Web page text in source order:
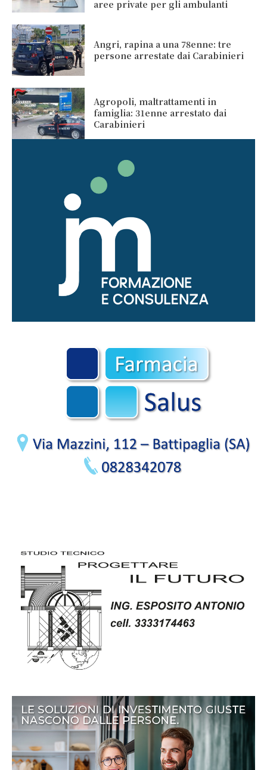
aree private per gli ambulanti
Angri, rapina a una 78enne: tre
persone arrestate dai Carabinieri
Agropoli, maltrattamenti in
famiglia: 31enne arrestato dai
Carabinieri